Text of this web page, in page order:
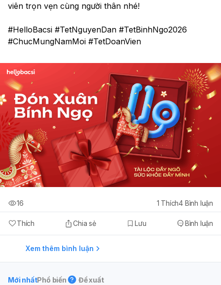
viên trọn vẹn cùng người thân nhé!
#HelloBacsi #TetNguyenDan #TetBinhNgo2026
#ChucMungNamMoi #TetDoanVien
Thích Chia sẻ Lưu Bình luận
16 1 Thích4 Bình luận
Xem thêm bình luận
Mới nhấtPhổ biến Đề xuất